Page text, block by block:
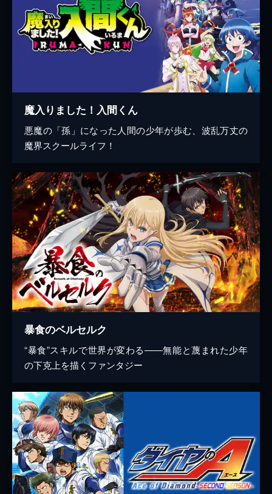
魔入りました！入間くん
悪魔の「孫」になった人間の少年が歩む、波乱万丈の
魔界スクールライフ！
暴食のベルセルク
“暴食”スキルで世界が変わる――無能と蔑まれた少年
の下克上を描くファンタジー